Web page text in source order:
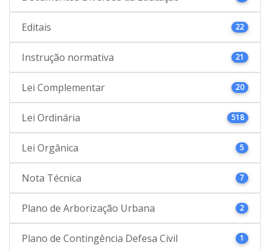
Editais 22
Instrução normativa 21
Lei Complementar 20
Lei Ordinária 518
Lei Orgânica 5
Nota Técnica 7
Plano de Arborização Urbana 2
Plano de Contingência Defesa Civil 1